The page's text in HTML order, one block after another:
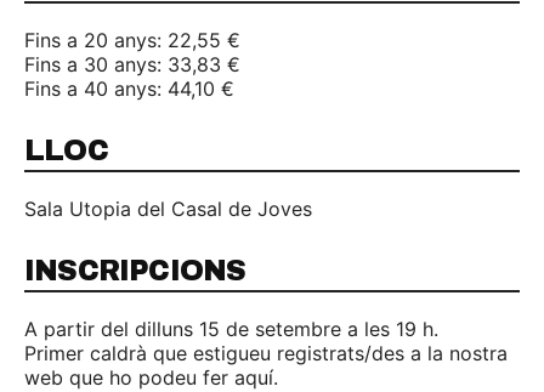
Fins a 20 anys: 22,55 €
Fins a 30 anys: 33,83 €
Fins a 40 anys: 44,10 €
LLOC
Sala Utopia del Casal de Joves
INSCRIPCIONS
A partir del dilluns 15 de setembre a les 19 h.
Primer caldrà que estigueu registrats/des a la nostra
web que ho podeu fer aquí.